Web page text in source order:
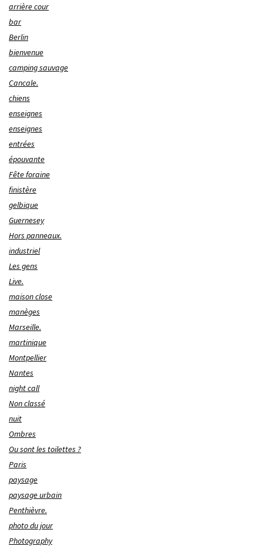
arrière cour
bar
Berlin
bienvenue
camping sauvage
Cancale.
chiens
enseignes
enseignes
entrées
épouvante
Fête foraine
finistère
gelbique
Guernesey
Hors panneaux.
industriel
Les gens
Live.
maison close
manèges
Marseille.
martinique
Montpellier
Nantes
night call
Non classé
nuit
Ombres
Ou sont les toilettes ?
Paris
paysage
paysage urbain
Penthièvre.
photo du jour
Photography